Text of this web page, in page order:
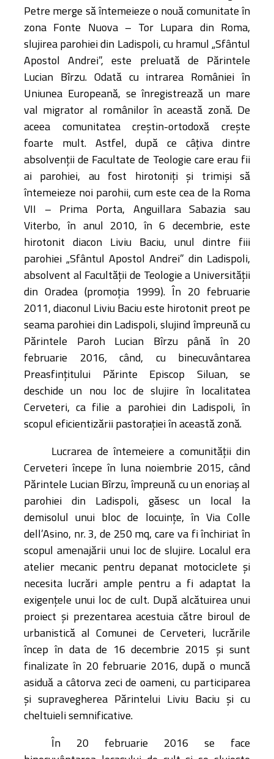
Petre merge să întemeieze o nouă comunitate în
zona Fonte Nuova – Tor Lupara din Roma,
slujirea parohiei din Ladispoli, cu hramul „Sfântul
Apostol Andrei”, este preluată de Părintele
Lucian Bîrzu. Odată cu intrarea României în
Uniunea Europeană, se înregistrează un mare
val migrator al românilor în această zonă. De
aceea comunitatea creștin-ortodoxă crește
foarte mult. Astfel, după ce câțiva dintre
absolvenții de Facultate de Teologie care erau fii
ai parohiei, au fost hirotoniți și trimiși să
întemeieze noi parohii, cum este cea de la Roma
VII – Prima Porta, Anguillara Sabazia sau
Viterbo, în anul 2010, în 6 decembrie, este
hirotonit diacon Liviu Baciu, unul dintre fiii
parohiei „Sfântul Apostol Andrei” din Ladispoli,
absolvent al Facultății de Teologie a Universității
din Oradea (promoția 1999). În 20 februarie
2011, diaconul Liviu Baciu este hirotonit preot pe
seama parohiei din Ladispoli, slujind împreună cu
Părintele Paroh Lucian Bîrzu până în 20
februarie 2016, când, cu binecuvântarea
Preasfințitului Părinte Episcop Siluan, se
deschide un nou loc de slujire în localitatea
Cerveteri, ca filie a parohiei din Ladispoli, în
scopul eficientizării pastorației în această zonă.
Lucrarea de întemeiere a comunității din
Cerveteri începe în luna noiembrie 2015, când
Părintele Lucian Bîrzu, împreună cu un enoriaș al
parohiei din Ladispoli, găsesc un local la
demisolul unui bloc de locuințe, în Via Colle
dell’Asino, nr. 3, de 250 mq, care va fi închiriat în
scopul amenajării unui loc de slujire. Localul era
atelier mecanic pentru depanat motociclete și
necesita lucrări ample pentru a fi adaptat la
exigențele unui loc de cult. După alcătuirea unui
proiect și prezentarea acestuia către biroul de
urbanistică al Comunei de Cerveteri, lucrările
încep în data de 16 decembrie 2015 și sunt
finalizate în 20 februarie 2016, după o muncă
asiduă a câtorva zeci de oameni, cu participarea
și supravegherea Părintelui Liviu Baciu și cu
cheltuieli semnificative.
În 20 februarie 2016 se face